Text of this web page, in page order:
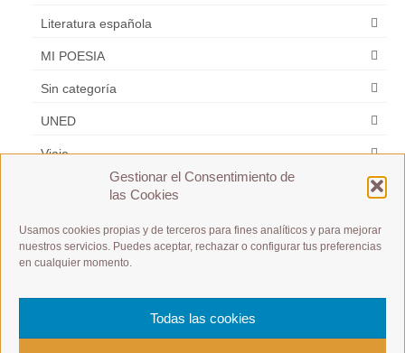
Gestionar el Consentimiento de
las Cookies
Usamos cookies propias y de terceros para fines analíticos y para mejorar
nuestros servicios. Puedes aceptar, rechazar o configurar tus preferencias
en cualquier momento.
Todas las cookies
Literatura española
MI POESIA
Sin categoría
UNED
Viaje
Etiquetas
A1 / A2 / B1 / B2 /C1 / C2 A1 Débutant es m
Español y Frances
Présentation à toute allure